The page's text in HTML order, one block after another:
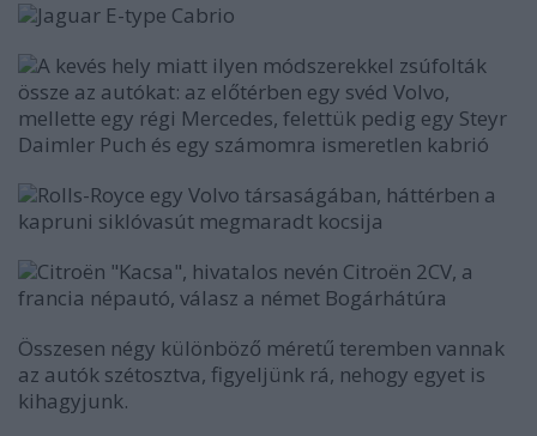
Jaguar E-type Cabrio
A kevés hely miatt ilyen módszerekkel zsúfolták
össze az autókat: az előtérben egy svéd Volvo,
mellette egy régi Mercedes, felettük pedig egy Steyr
Daimler Puch és egy számomra ismeretlen kabrió
Rolls-Royce egy Volvo társaságában, háttérben a
kapruni siklóvasút megmaradt kocsija
Citroën "Kacsa", hivatalos nevén Citroën 2CV, a
francia népautó, válasz a német Bogárhátúra
Összesen négy különböző méretű teremben vannak
az autók szétosztva, figyeljünk rá, nehogy egyet is
kihagyjunk.